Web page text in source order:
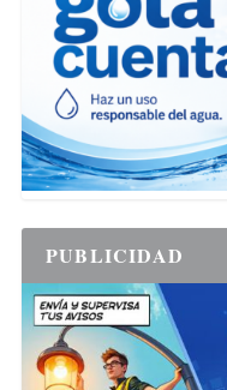
PUBLICIDAD